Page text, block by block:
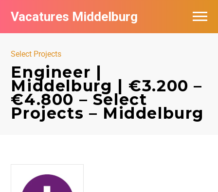
Vacatures Middelburg
Select Projects
Engineer |
Middelburg | €3.200 –
€4.800 – Select
Projects – Middelburg
Vacatures per bedrijf